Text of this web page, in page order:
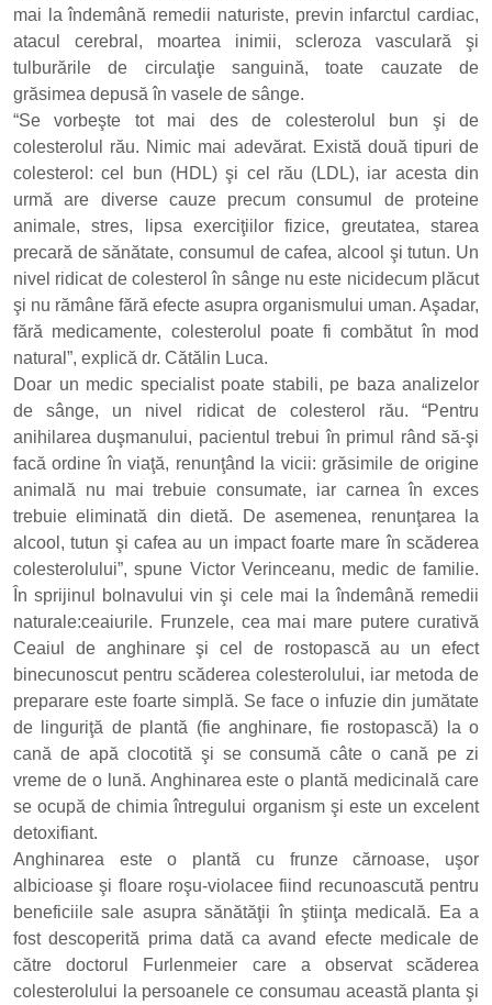
mai la îndemână remedii naturiste, previn infarctul cardiac,
atacul cerebral, moartea inimii, scleroza vasculară şi
tulburările de circulaţie sanguină, toate cauzate de
grăsimea depusă în vasele de sânge.
“Se vorbeşte tot mai des de colesterolul bun şi de
colesterolul rău. Nimic mai adevărat. Există două tipuri de
colesterol: cel bun (HDL) şi cel rău (LDL), iar acesta din
urmă are diverse cauze precum consumul de proteine
animale, stres, lipsa exerciţiilor fizice, greutatea, starea
precară de sănătate, consumul de cafea, alcool şi tutun. Un
nivel ridicat de colesterol în sânge nu este nicidecum plăcut
şi nu rămâne fără efecte asupra organismului uman. Aşadar,
fără medicamente, colesterolul poate fi combătut în mod
natural”, explică dr. Cătălin Luca.
Doar un medic specialist poate stabili, pe baza analizelor
de sânge, un nivel ridicat de colesterol rău. “Pentru
anihilarea duşmanului, pacientul trebui în primul rând să-şi
facă ordine în viaţă, renunţând la vicii: grăsimile de origine
animală nu mai trebuie consumate, iar carnea în exces
trebuie eliminată din dietă. De asemenea, renunţarea la
alcool, tutun şi cafea au un impact foarte mare în scăderea
colesterolului”, spune Victor Verinceanu, medic de familie.
În sprijinul bolnavului vin şi cele mai la îndemână remedii
naturale:ceaiurile. Frunzele, cea mai mare putere curativă
Ceaiul de anghinare şi cel de rostopască au un efect
binecunoscut pentru scăderea colesterolului, iar metoda de
preparare este foarte simplă. Se face o infuzie din jumătate
de linguriţă de plantă (fie anghinare, fie rostopască) la o
cană de apă clocotită şi se consumă câte o cană pe zi
vreme de o lună. Anghinarea este o plantă medicinală care
se ocupă de chimia întregului organism şi este un excelent
detoxifiant.
Anghinarea este o plantă cu frunze cărnoase, uşor
albicioase şi floare roşu-violacee fiind recunoascută pentru
beneficiile sale asupra sănătăţii în ştiinţa medicală. Ea a
fost descoperită prima dată ca avand efecte medicale de
către doctorul Furlenmeier care a observat scăderea
colesterolului la persoanele ce consumau această planta şi